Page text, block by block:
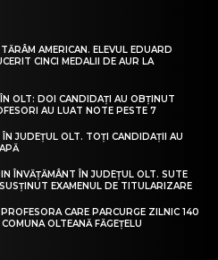
AMERICAN. ELEVUL EDUARD
CINCI MEDALII DE AUR LA
OLT: DOI CANDIDAȚI AU OBȚINUT
AU LUAT NOTE PESTE 7
JUDEȚUL OLT. TOȚI CANDIDAȚII AU
ÎNVĂȚĂMÂNT ÎN JUDEȚUL OLT. SUTE
EXAMENUL DE TITULARIZARE
CARE PARCURGE ZILNIC 140
OLTEANĂ FĂGEȚELU